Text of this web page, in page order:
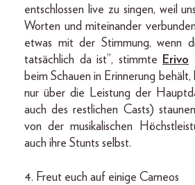
entschlossen live zu singen, weil
Worten und miteinander
etwas mit der Stimmung, wenn
tatsächlich da ist”, stimmte
Erivo
beim Schauen in Erinnerung behält,
nur über die Leistung der
auch des restlichen Casts)
von der musikalischen
auch ihre Stunts selbst.
4. Freut euch auf einige Cameos